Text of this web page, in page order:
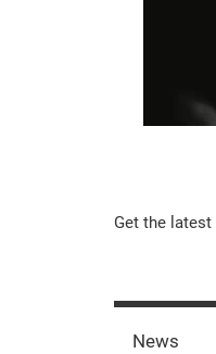
Get the
News